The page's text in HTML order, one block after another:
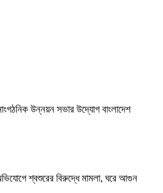
উন্নয়ন সভার উদ্যোগ বাংলাদেশ
শ্বশুরের বিরুদ্ধে মামলা, ঘরে আগুন